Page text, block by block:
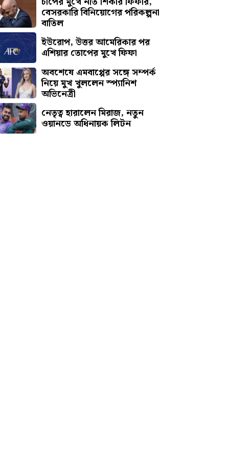
বেসরকারি বিনিয়োগের পরিকল্পনা
বাতিল
ইউরোপ, উত্তর আমেরিকার পর
এশিয়ার তোপের মুখে ফিফা
অবশেষে এমবাপ্পের সঙ্গে সম্পর্ক
নিয়ে মুখ খুললেন স্প্যানিশ
অভিনেত্রী
নেতৃত্ব হারালেন মিরাজ, নতুন
ওয়ানডে অধিনায়ক লিটন